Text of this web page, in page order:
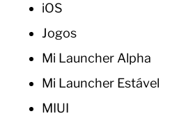
iOS
Jogos
Mi Launcher Alpha
Mi Launcher Estável
MIUI